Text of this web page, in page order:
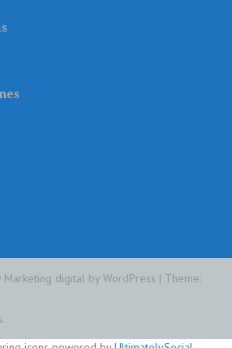
Marketing digital by WordPress | Theme: